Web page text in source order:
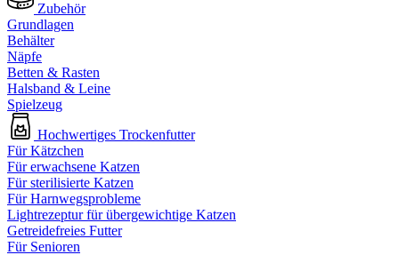
Zubehör
Grundlagen
Behälter
Näpfe
Betten & Rasten
Halsband & Leine
Spielzeug
Hochwertiges Trockenfutter
Für Kätzchen
Für erwachsene Katzen
Für sterilisierte Katzen
Für Harnwegsprobleme
Lightrezeptur für übergewichtige Katzen
Getreidefreies Futter
Für Senioren